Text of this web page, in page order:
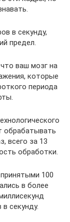
в секунду,
предел.
ваш мозг на
которые
периода
обрабатывать
всего за 13
обработки.
100
в более
секунду.